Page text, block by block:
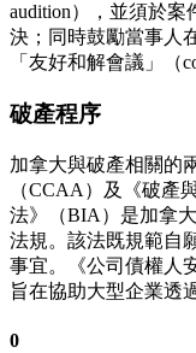
audition），並須於案
決；同時鼓勵當事人
「友好和解會議」（
破產程序
加拿大與破產相關的
（CCAA）及《破產
法》（BIA）是加拿
法規。該法既規範自
事宜。《公司債權人
旨在協助大型企業透
0